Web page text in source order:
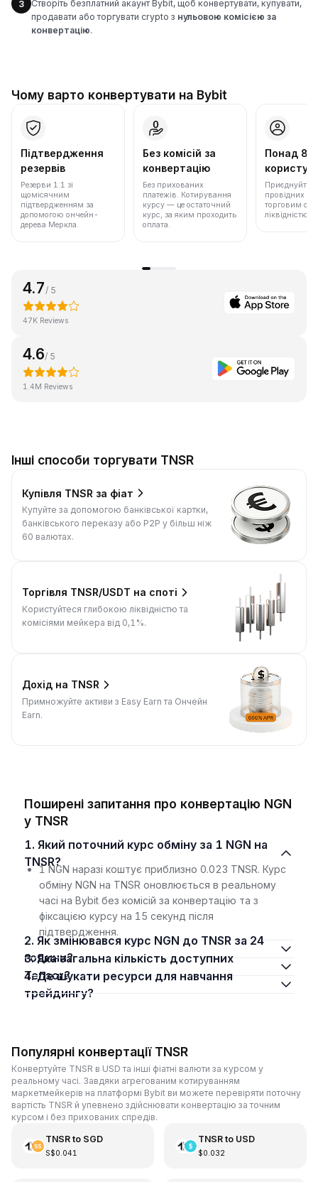
3
Створіть безплатний акаунт Bybit, щоб конвертувати, купувати,
продавати або торгувати crypto з нульовою комісією за
конвертацію.
Чому варто конвертувати на Bybit
Підтвердження
резервів
Резерви 1:1 зі
щомісячним
підтвердженням за
допомогою ончейн-
дерева Меркла.
Без комісій за
конвертацію
Без прихованих
платежів. Котирування
курсу — це остаточний
курс, за яким проходить
оплата.
Понад 86
Приєднуйтеся
провідних
торговим
ліквідністю.
4.7 / 5
47K Reviews
4.6/ 5
1.4M Reviews
Інші способи торгувати TNSR
Купівля TNSR за фіат
Купуйте за допомогою банківської картки,
банківського переказу або P2P у більш ніж
60 валютах.
Торгівля TNSR/USDT на споті
Користуйтеся глибокою ліквідністю та
комісіями мейкера від 0,1%.
Дохід на TNSR
Примножуйте активи з Easy Earn та Ончейн
Earn.
Поширені запитання про конвертацію NGN
у TNSR
1. Який поточний курс обміну за 1 NGN на
TNSR?
1 NGN наразі коштує приблизно 0.023 TNSR. Курс
обміну NGN на TNSR оновлюється в реальному
часі на Bybit без комісій за конвертацію та з
фіксацією курсу на 15 секунд після
підтвердження.
2. Як змінювався курс NGN до TNSR за 24
години?
3. Яка загальна кількість доступних
Tensor?
4. Де шукати ресурси для навчання
трейдингу?
Популярні конвертації TNSR
Конвертуйте TNSR в USD та інші фіатні валюти за курсом у
реальному часі. Завдяки агрегованим котируванням
маркетмейкерів на платформі Bybit ви можете перевіряти поточну
вартість TNSR й упевнено здійснювати конвертацію за точним
курсом і без прихованих спредів.
TNSRto SGD
S$0.041
TNSRto USD
$0.032